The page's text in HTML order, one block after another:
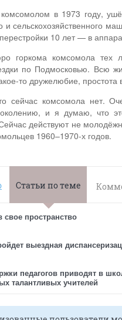
в 1973 году,
и сельскохозяйственного
10 лет — в
горкома комсомола тех
по Подмосковью. Всю
то дружелюбие,
сейчас комсомола нет.
и я думаю, что
действуют не
1960–1970-х годов.
Статьи по теме
свое пространство
выездная
педагогов приводят в
талантливых учителей